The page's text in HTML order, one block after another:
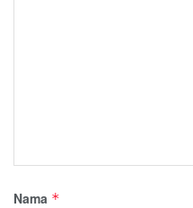
Nama *